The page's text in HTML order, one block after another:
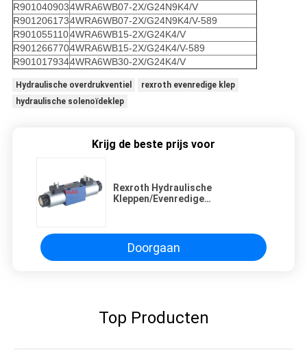
R9010409034WRA6WB07-2X/G24N9K4/V
R9012061734WRA6WB07-2X/G24N9K4/V-589
R9010551104WRA6WB15-2X/G24K4/V
R9012667704WRA6WB15-2X/G24K4/V-589
R9010179344WRA6WB30-2X/G24K4/V
Hydraulische overdrukventiel
rexroth evenredige klep
hydraulische solenoïdeklep
Krijg de beste prijs voor
Rexroth Hydraulische
Kleppen/Evenredige
Doorgaan
Top Producten